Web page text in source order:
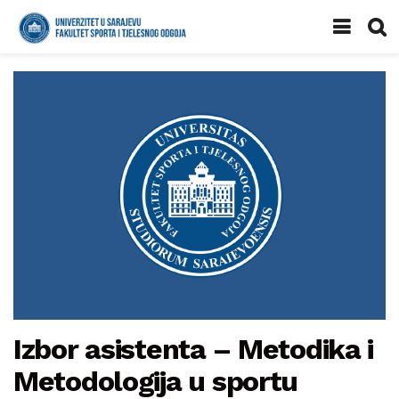
Izbor asistenta – Metodika i
Metodologija u sportu